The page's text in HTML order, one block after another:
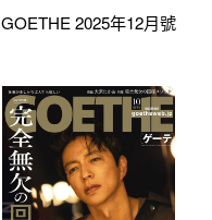
GOETHE 2025年12月號